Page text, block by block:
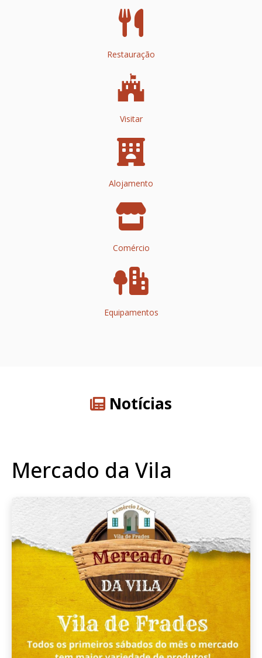
Restauração
Visitar
Alojamento
Comércio
Equipamentos
Notícias
Mercado da Vila